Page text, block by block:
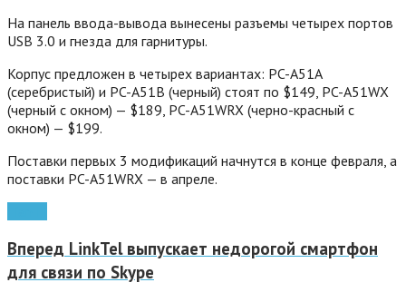
На панель ввода-вывода вынесены разъемы четырех портов
USB 3.0 и гнезда для гарнитуры.
Корпус предложен в четырех вариантах: PC-A51A
(серебристый) и PC-A51B (черный) стоят по $149, PC-A51WX
(черный с окном) — $189, PC-A51WRX (черно-красный с
окном) — $199.
Поставки первых 3 модификаций начнутся в конце февраля, а
поставки PC-A51WRX — в апреле.
Вперед LinkTel выпускает недорогой смартфон
для связи по Skype